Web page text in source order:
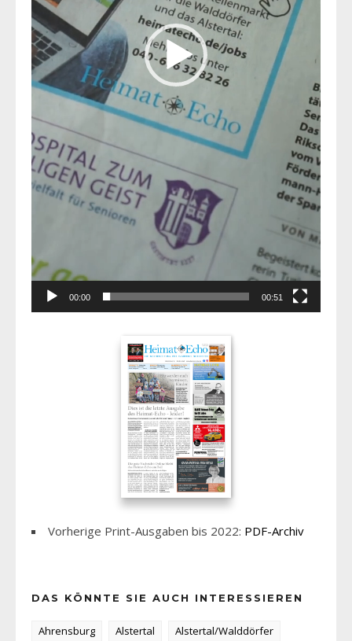
00:00 00:51
Vorherige Print-Ausgaben bis 2022: PDF-Archiv
DAS KÖNNTE SIE AUCH INTERESSIEREN
Ahrensburg Alstertal
Alstertal/Walddörfer